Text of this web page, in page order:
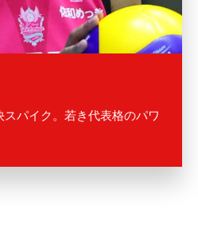
パイク。若き代表格のパワ